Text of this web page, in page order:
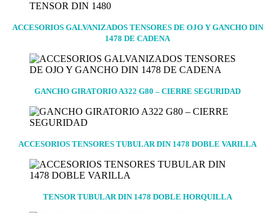
ACCESORIOS GALVANIZADOS TENSORES DE OJO Y GANCHO DIN
1478 DE CADENA
GANCHO GIRATORIO A322 G80 – CIERRE SEGURIDAD
ACCESORIOS TENSORES TUBULAR DIN 1478 DOBLE VARILLA
TENSOR TUBULAR DIN 1478 DOBLE HORQUILLA